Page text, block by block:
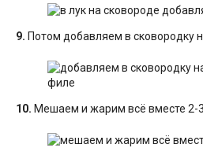
9. Потом добавляем в сковородку
10. Мешаем и жарим всё вместе 2-